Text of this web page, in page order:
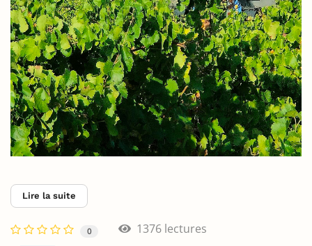
Lire la suite
0 1376 lectures